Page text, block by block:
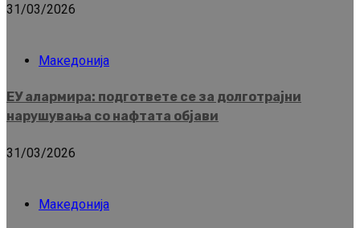
31/03/2026
Македонија
ЕУ алармира: подгответе се за долготрајни
нарушувања со нафтата објави
31/03/2026
Македонија